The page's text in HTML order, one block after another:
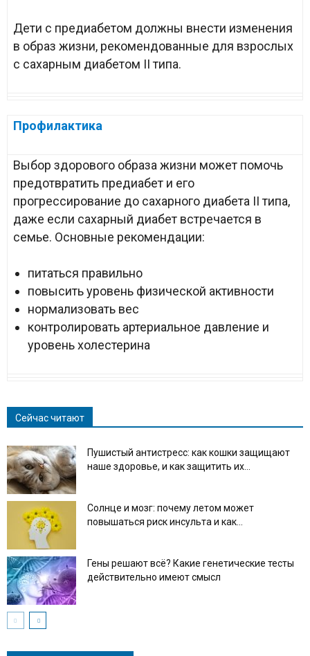
Дети с предиабетом должны внести изменения
в образ жизни, рекомендованные для взрослых
с сахарным диабетом II типа.
Профилактика
Выбор здорового образа жизни может помочь
предотвратить предиабет и его
прогрессирование до сахарного диабета II типа,
даже если сахарный диабет встречается в
семье. Основные рекомендации:
питаться правильно
повысить уровень физической активности
нормализовать вес
контролировать артериальное давление и
уровень холестерина
Сейчас читают
Пушистый антистресс: как кошки защищают
наше здоровье, и как защитить их...
Солнце и мозг: почему летом может
повышаться риск инсульта и как...
Гены решают всё? Какие генетические тесты
действительно имеют смысл